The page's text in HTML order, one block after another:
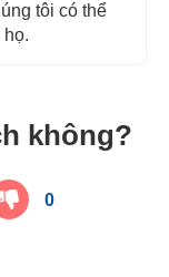
tôi có thể
họ.
không?
0